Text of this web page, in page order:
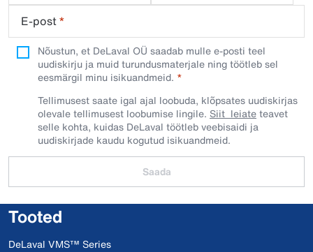
E-post*
Nõustun, et DeLaval OÜ saadab mulle e-posti teel
uudiskirju ja muid turundusmaterjale ning töötleb sel
eesmärgil minu isikuandmeid.​
Tellimusest saate igal ajal loobuda, klõpsates uudiskirjas
olevale tellimusest loobumise lingile. Siit leiateteavet
selle kohta, kuidas DeLaval töötleb veebisaidi ja
uudiskirjade kaudu kogutud isikuandmeid.
Saada
Tooted
DeLaval VMS™ Series